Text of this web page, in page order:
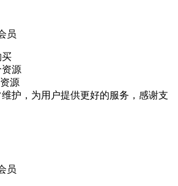
员
买
资源
源
护，为用户提供更好的服务，感谢支
员